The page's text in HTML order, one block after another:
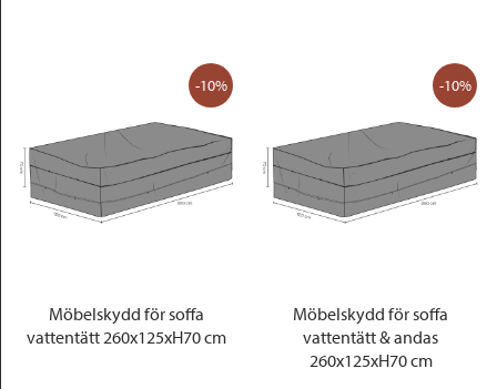
-10%
Möbelskydd för soffa
vattentätt 260x125xH70 cm
-10%
Möbelskydd för soffa
vattentätt & andas
260x125xH70 cm